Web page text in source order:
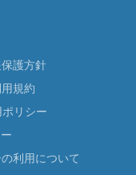
護方針
規約
リシー
利用について